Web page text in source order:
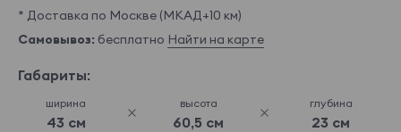
* Доставка по Москве (МКАД+10 км)
Самовывоз: бесплатно Найти на карте
Габариты:
ширина
43 см
высота
60,5 см
глубина
23 см